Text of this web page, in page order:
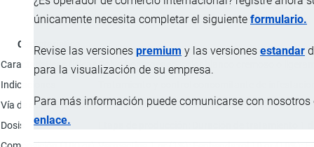
únicamente necesita completar el siguiente formulario.
Revise las versiones premium y las versiones estandar
para la visualización de su empresa.
Para más información puede comunicarse con nosotros
enlace.
Característica
Características físicas
Polvo homogéneo, color blanco cremoso o
Indicaciones
Vía de administración Vía oral mezclado en el alimento.
Dosis